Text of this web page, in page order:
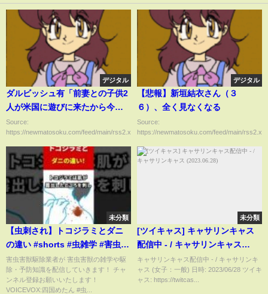
デジタル
ダルビッシュ有「前妻との子供2
人が米国に遊びに来たから今の
子供5人と遊ばせたw」←これ
Source:
https://newmatosoku.com/feed/main/rss2.xml...
デジタル
【悲報】新垣結衣さん（３
６）、全く見なくなる
Source:
https://newmatosoku.com/feed/main/
未分類
【虫刺され】トコジラミとダニ
の違い #shorts #虫雑学 #害虫 #
ダニ
害虫害獣駆除業者が 害虫害獣の雑学や駆
除・予防知識を配信していきます！ チャ
ンネル登録お願いいたします！
VOICEVOX:四国めたん #虫...
未分類
[ツイキャス] キャサリンキャス
配信中 - / キャサリンキャス
(2023.06.28)
キャサリンキャス配信中 - / キャサリンキ
ャス (女子：一般) 日時: 2023/06/28 ツイキ
ャス: https://twitcas...